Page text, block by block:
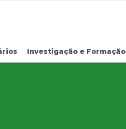
Investigação e Formação